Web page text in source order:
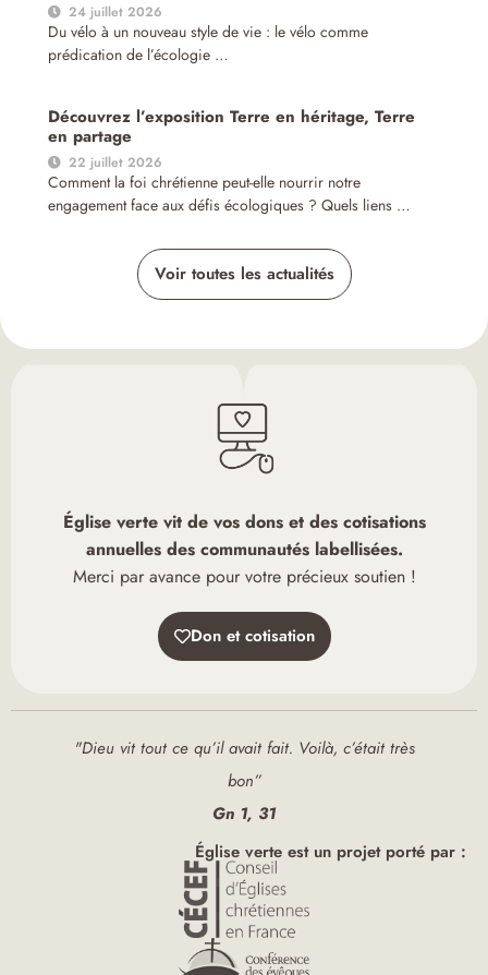
24 juillet 2026
Du vélo à un nouveau style de vie : le vélo comme
prédication de l’écologie …
Découvrez l’exposition Terre en héritage, Terre
en partage
22 juillet 2026
Comment la foi chrétienne peut-elle nourrir notre
engagement face aux défis écologiques ? Quels liens …
Voir toutes les actualités
Église verte vit de vos dons et des cotisations
annuelles des communautés labellisées.
Merci par avance pour votre précieux soutien !
Don et cotisation
"Dieu vit tout ce qu’il avait fait. Voilà, c’était très
bon”
Gn 1, 31
Église verte est un projet porté par :